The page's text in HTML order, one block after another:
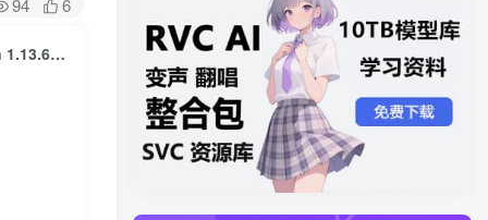
94 6
火烈鸟混响 Safari Pedals Flamingo Verb 4 wild reverbs in one plugin 1.13.6 WIN